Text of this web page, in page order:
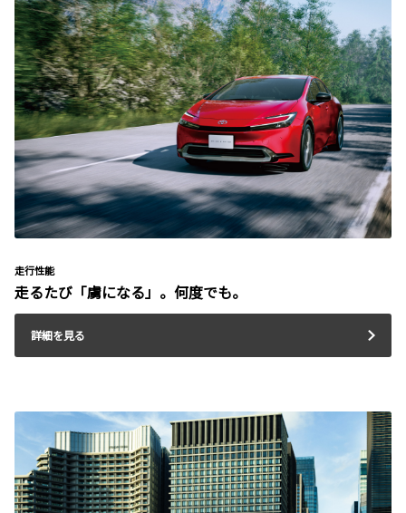
走行性能
走るたび「虜になる」。何度でも。
詳細を見る